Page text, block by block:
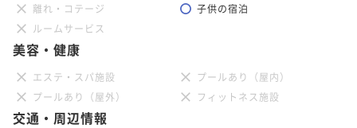
離れ・コテージ
子供の宿泊
ルームサービス
美容・健康
エステ・スパ施設
プールあり（屋内）
プールあり（屋外）
フィットネス施設
交通・周辺情報